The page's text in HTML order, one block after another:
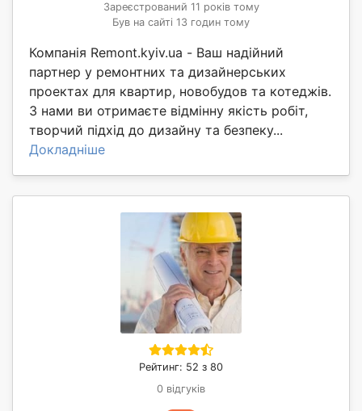
Зареєстрований 11 років тому
Був на сайті 13 годин тому
Компанія Remont.kyiv.ua - Ваш надійний
партнер у ремонтних та дизайнерських
проектах для квартир, новобудов та котеджів.
З нами ви отримаєте відмінну якість робіт,
творчий підхід до дизайну та безпеку...
Докладніше
Рейтинг: 52 з 80
0 відгуків